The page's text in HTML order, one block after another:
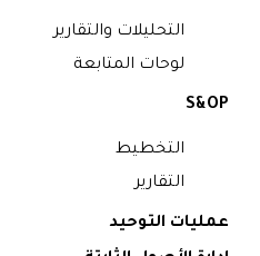
التحليلات والتقارير
لوحات المتابعة
S&OP
التخطيط
التقارير
عمليات التوحيد